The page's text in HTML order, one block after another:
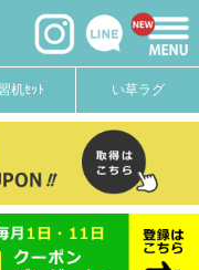
机ｾｯﾄ い草ラグ